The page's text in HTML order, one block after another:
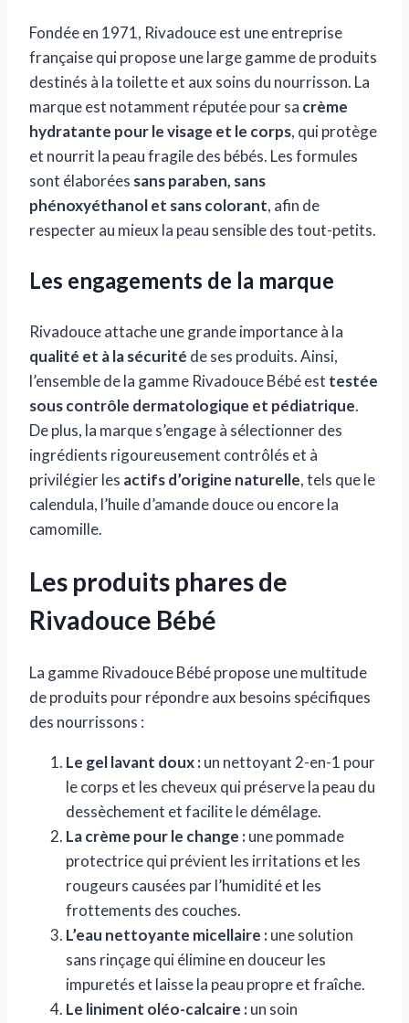
Fondée en 1971, Rivadouce est une entreprise
française qui propose une large gamme de produits
destinés à la toilette et aux soins du nourrisson. La
marque est notamment réputée pour sa crème
hydratante pour le visage et le corps, qui protège
et nourrit la peau fragile des bébés. Les formules
sont élaborées sans paraben, sans
phénoxyéthanol et sans colorant, afin de
respecter au mieux la peau sensible des tout-petits.
Les engagements de la marque
Rivadouce attache une grande importance à la
qualité et à la sécurité de ses produits. Ainsi,
l’ensemble de la gamme Rivadouce Bébé est testée
sous contrôle dermatologique et pédiatrique.
De plus, la marque s’engage à sélectionner des
ingrédients rigoureusement contrôlés et à
privilégier les actifs d’origine naturelle, tels que le
calendula, l’huile d’amande douce ou encore la
camomille.
Les produits phares de
Rivadouce Bébé
La gamme Rivadouce Bébé propose une multitude
de produits pour répondre aux besoins spécifiques
des nourrissons :
Le gel lavant doux :un nettoyant 2-en-1 pour
le corps et les cheveux qui préserve la peau du
dessèchement et facilite le démêlage.
La crème pour le change :une pommade
protectrice qui prévient les irritations et les
rougeurs causées par l’humidité et les
frottements des couches.
L’eau nettoyante micellaire :une solution
sans rinçage qui élimine en douceur les
impuretés et laisse la peau propre et fraîche.
Le liniment oléo-calcaire :un soin